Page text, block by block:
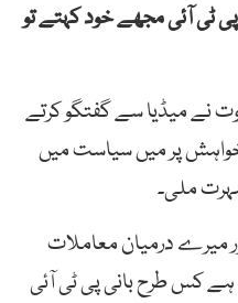
پی ٹی آئی مجھے خود کہتے تو
نے میڈیا سے گفتگو کرتے
خواہش پر میں سیاست میں
ملی۔
میرے درمیان معاملات
ہے کس طرح بانی پی ٹی آئی